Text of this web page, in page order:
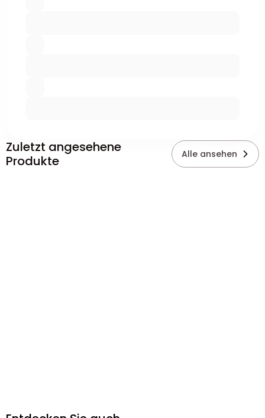
Zuletzt angesehene
Produkte
Alle ansehen